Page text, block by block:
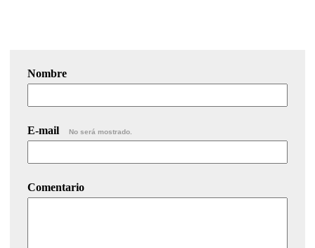
Nombre
E-mail No será mostrado.
Comentario